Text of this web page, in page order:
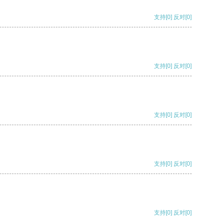
支持[0] 反对[0]
支持[0] 反对[0]
支持[0] 反对[0]
支持[0] 反对[0]
支持[0] 反对[0]